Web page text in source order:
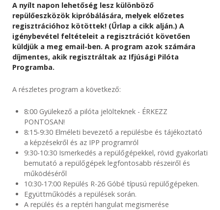
A nyílt napon lehetőség lesz különböző
repülőeszközök kipróbálására, melyek előzetes
regisztrációhoz kötöttek! (Űrlap a cikk alján.) A
igénybevétel feltételeit a regisztrációt követően
küldjük a meg email-ben. A program azok számára
díjmentes, akik regisztráltak az Ifjúsági Pilóta
Programba.
A részletes program a következő:
8:00 Gyülekező a pilóta jelölteknek - ÉRKEZZ
PONTOSAN!
8:15-9:30 Elméleti bevezető a repülésbe és tájékoztató
a képzésekről és az IPP programról
9:30-10:30 Ismerkedés a repülőgépekkel, rövid gyakorlati
bemutató a repülőgépek legfontosabb részeiről és
működéséről
10:30-17:00 Repülés R-26 Góbé típusú repülőgépeken.
Együttműködés a repülések során.
A repülés és a reptéri hangulat megismerése